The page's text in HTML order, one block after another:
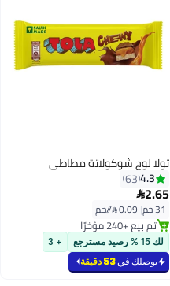
تولا لوح شوكولاتة مطاطي
4.3
63
2.65
31 جم |
تم بيع +240 مؤخرًا
تم بيع +240 مؤخرًالك 15 % رصيد مسترجع + 3
يوصلك في53 دقيقة